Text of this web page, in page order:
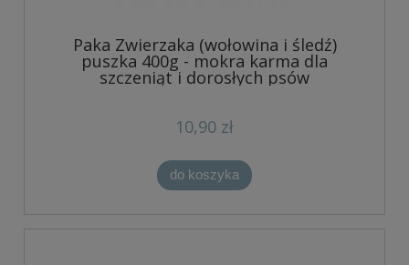
Paka Zwierzaka (wołowina i śledź)
puszka 400g - mokra karma dla
szczeniąt i dorosłych psów
10,90 zł
do koszyka